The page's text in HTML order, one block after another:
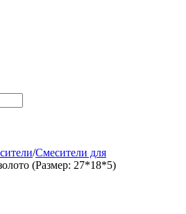
/Смесители для
(Размер: 27*18*5)